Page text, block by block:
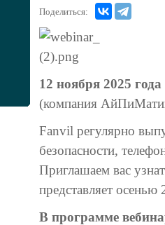
Поделиться:
12 ноября 2025
(компания
Fanvil регулярно
безопасности,
Приглашаем вас
представляет осенью
В программе